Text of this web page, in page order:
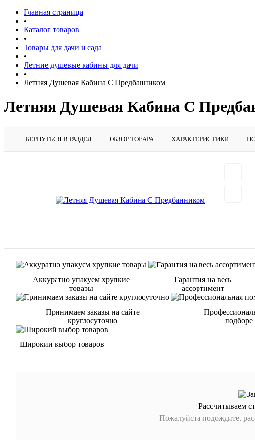
Главная страница
•
Каталог товаров
•
Товары для дачи и сада
•
Летние душевые кабины для дачи
•
Летняя Душевая Кабина С Предбанником
Летняя Душевая Кабина С
ВЕРНУТЬСЯ В РАЗДЕЛ ОБЗОР ТОВАРА ХАРАКТЕРИСТИКИ
Аккуратно упакуем хрупкие
товары
Гарантия на весь
ассортимент
Принимаем заказы на сайте
круглосуточно
подборе
Широкий выбор товаров
Рассчитываем
Пожалуйста подождите,